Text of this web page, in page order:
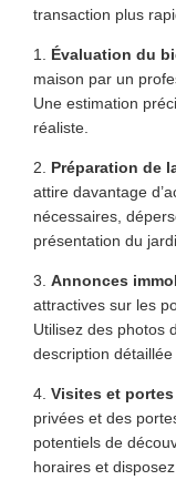
transaction plus
1. Évaluation du
maison par un
Une estimation
réaliste.
2. Préparation de
attire davantage
nécessaires,
présentation du
3. Annonces
attractives sur les
Utilisez des photos
description détaillée
4. Visites et
privées et des
potentiels de
horaires et